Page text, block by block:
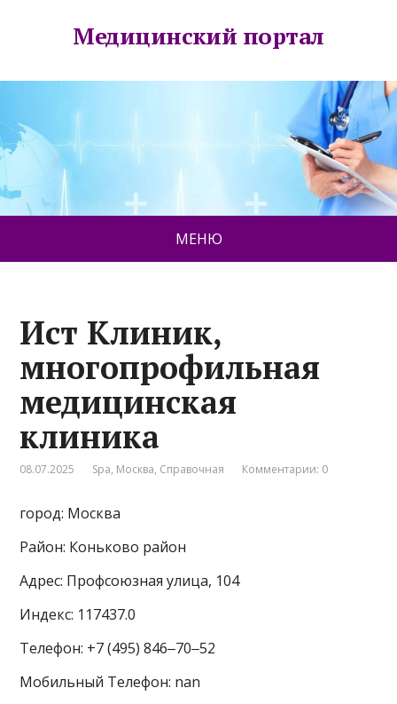
Медицинский портал
МЕНЮ
Ист Клиник,
многопрофильная
медицинская
клиника
08.07.2025 Spa, Москва, Справочная Комментарии: 0
город: Москва
Район: Коньково район
Адрес: Профсоюзная улица, 104
Индекс: 117437.0
Телефон: +7 (495) 846‒70‒52
Мобильный Телефон: nan